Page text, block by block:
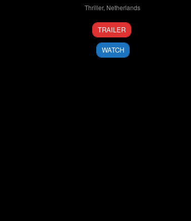
Thriller, Netherlands
6
Sep
2012
Will
Koopman
TRAILER
WATCH